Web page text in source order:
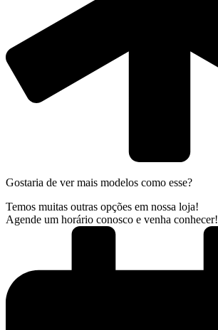
Gostaria de ver mais modelos como esse?
Temos muitas outras opções em nossa loja!
Agende um horário conosco e venha conhecer!